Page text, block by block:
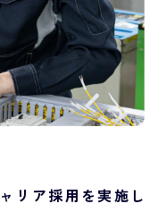
リア採用を実施し